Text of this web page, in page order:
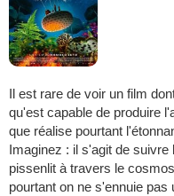
Il est rare de voir un film
qu'est capable de produire
que réalise pourtant
Imaginez : il s'agit de
pissenlit à travers le
pourtant on ne s'ennuie